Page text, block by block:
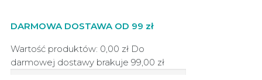
DARMOWA DOSTAWA OD 99 zł
Wartość produktów: 0,00 zł Do
darmowej dostawy brakuje 99,00 zł